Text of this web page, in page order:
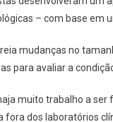
– com base em
mudanças no
para avaliar a
muito trabalho a
fora dos laboratórios